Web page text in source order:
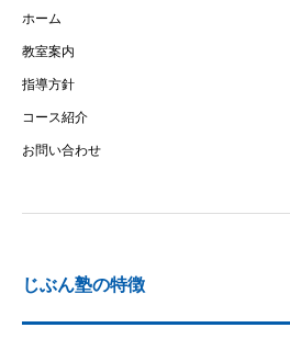
ホーム
教室案内
指導方針
コース紹介
お問い合わせ
じぶん塾の特徴